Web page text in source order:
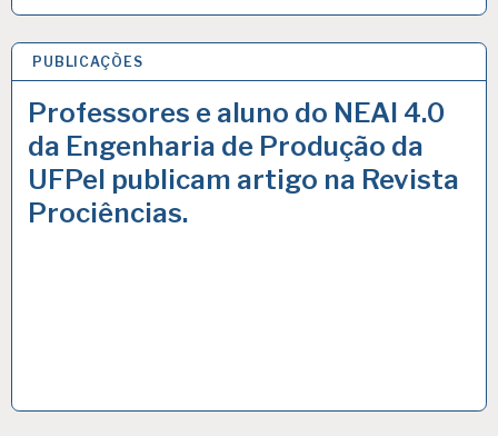
PUBLICAÇÕES
Professores e aluno do NEAI 4.0
da Engenharia de Produção da
UFPel publicam artigo na Revista
Prociências.
5 JUL 2021